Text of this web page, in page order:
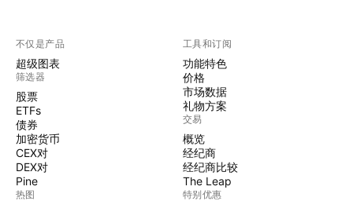
不仅是产品
超级图表
筛选器
股票
ETFs
债券
加密货币
CEX对
DEX对
Pine
热图
工具和订阅
功能特色
价格
市场数据
礼物方案
交易
概览
经纪商
经纪商比较
The Leap
特别优惠